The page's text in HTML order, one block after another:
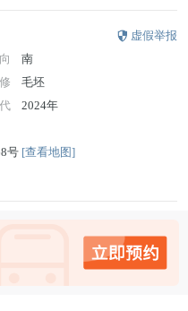
虚假举报
南
毛坯
2024年
号 [查看地图]